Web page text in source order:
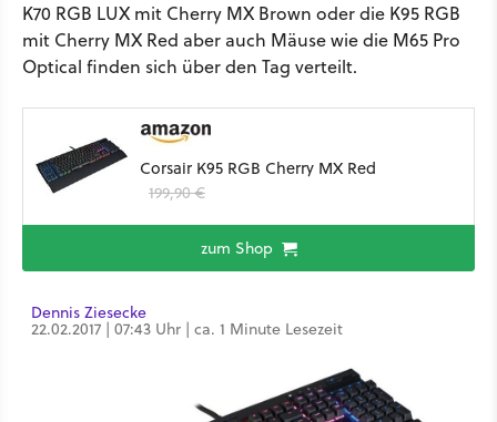
K70 RGB LUX mit Cherry MX Brown oder die K95 RGB
mit Cherry MX Red aber auch Mäuse wie die M65 Pro
Optical finden sich über den Tag verteilt.
Corsair K95 RGB Cherry MX Red
199,90 €
zum Shop
Dennis Ziesecke
22.02.2017 | 07:43 Uhr | ca. 1 Minute Lesezeit